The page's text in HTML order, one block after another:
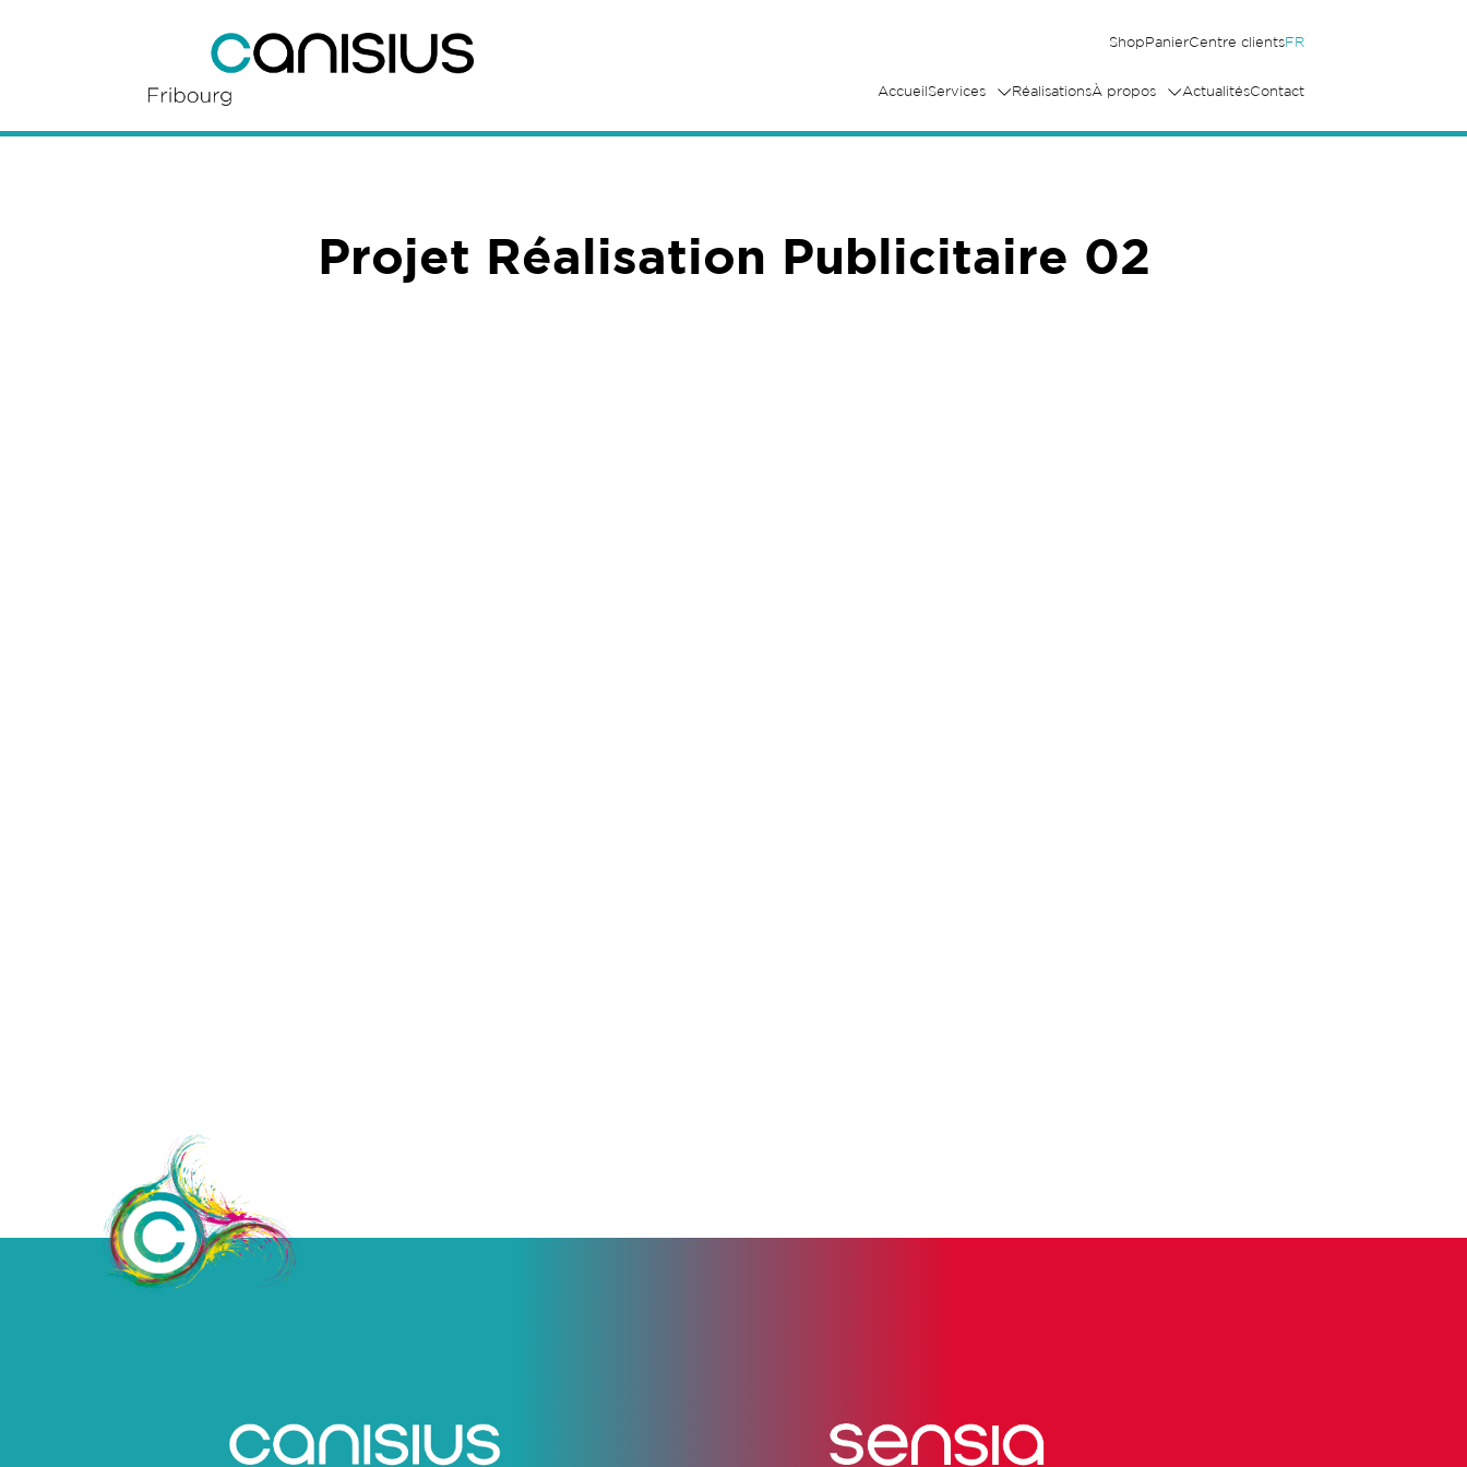
ShopPanierCentre clientsFR
AccueilServices RéalisationsÀ propos ActualitésContact
Projet Réalisation Publicitaire 02